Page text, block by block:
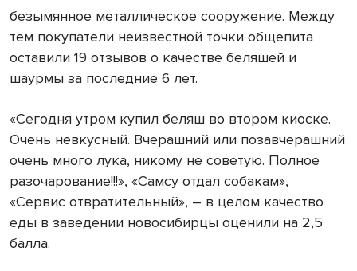
безымянное металлическое сооружение. Между
тем покупатели неизвестной точки общепита
оставили 19 отзывов о качестве беляшей и
шаурмы за последние 6 лет.
«Сегодня утром купил беляш во втором киоске.
Очень невкусный. Вчерашний или позавчерашний
очень много лука, никому не советую. Полное
разочарование!!!», «Самсу отдал собакам»,
«Сервис отвратительный», – в целом качество
еды в заведении новосибирцы оценили на 2,5
балла.